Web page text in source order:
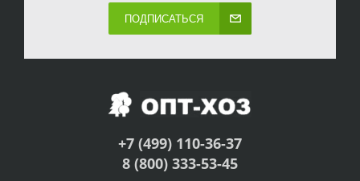
ПОДПИСАТЬСЯ
+7 (499) 110-36-37
8 (800) 333-53-45